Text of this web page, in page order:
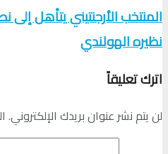
المنتخب الأرجنتيني يتأهل
نظيره الهولندي
اترك تعليقاً
لن يتم نشر عنوان بريدك الإلكتروني.